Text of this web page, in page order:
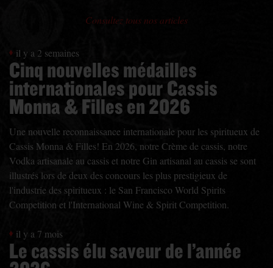
Consultez tous nos articles
il y a 2 semaines
Cinq nouvelles médailles
internationales pour Cassis
Monna & Filles en 2026
Une nouvelle reconnaissance internationale pour les spiritueux de
Cassis Monna & Filles! En 2026, notre Crème de cassis, notre
Vodka artisanale au cassis et notre Gin artisanal au cassis se sont
illustrés lors de deux des concours les plus prestigieux de
l'industrie des spiritueux : le San Francisco World Spirits
Competition et l'International Wine & Spirit Competition.
il y a 7 mois
Le cassis élu saveur de l’année